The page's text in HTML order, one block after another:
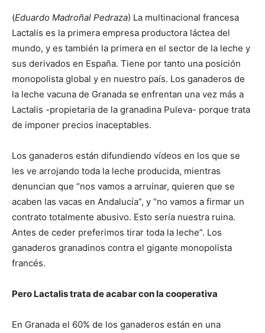
(Eduardo Madroñal Pedraza) La multinacional francesa
Lactalis es la primera empresa productora láctea del
mundo, y es también la primera en el sector de la leche y
sus derivados en España. Tiene por tanto una posición
monopolista global y en nuestro país. Los ganaderos de
la leche vacuna de Granada se enfrentan una vez más a
Lactalis -propietaria de la granadina Puleva- porque trata
de imponer precios inaceptables.
Los ganaderos están difundiendo vídeos en los que se
les ve arrojando toda la leche producida, mientras
denuncian que “nos vamos a arruinar, quieren que se
acaben las vacas en Andalucía”, y “no vamos a firmar un
contrato totalmente abusivo. Esto sería nuestra ruina.
Antes de ceder preferimos tirar toda la leche”. Los
ganaderos granadinos contra el gigante monopolista
francés.
Pero Lactalis trata de acabar con la cooperativa
En Granada el 60% de los ganaderos están en una